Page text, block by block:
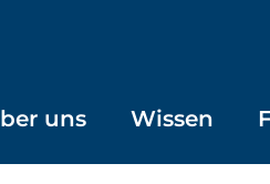
uns Wissen